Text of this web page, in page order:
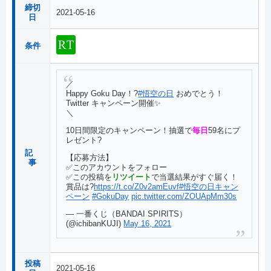
締切
日
2021-05-16
条件
記
事
／
Happy Goku Day！?#悟空の日 おめでとう！
Twitter キャンペーン開催✨
＼
10日間限定のキャンペーン！抽選で毎日59名にプ
レゼント?
【応募方法】
✅このアカウントをフォロー
✅この投稿を リツイートで当選結果がすぐ届く！
賞品は?https://t.co/Z0v2amEuvf#悟空の日キャン
ペーン #GokuDay pic.twitter.com/ZOUApMm30s
— 一番くじ（BANDAI SPIRITS）
(@ichibanKUJI) May 16, 2021
投稿
2021-05-16